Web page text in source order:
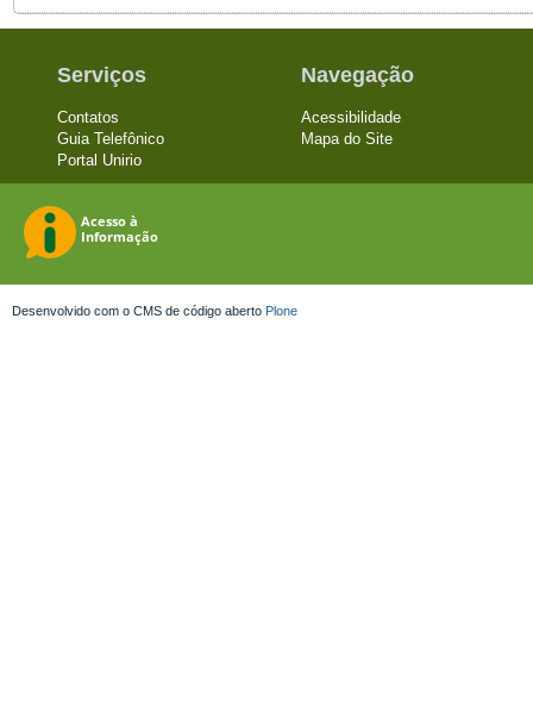
Serviços
Contatos
Guia Telefônico
Portal Unirio
Navegação
Acessibilidade
Mapa do Site
Desenvolvido com o CMS de código aberto Plone